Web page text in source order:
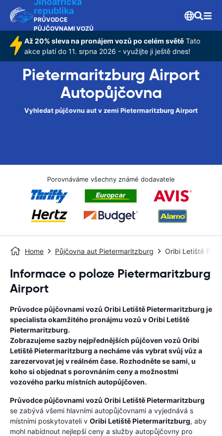
republika
PRŮVODCE
PŮJČOVNAMI VOZŮ
Až 20% sleva na pronájem vozů po celém světě Tato
akce platí do 11. srpna 2026 - využijte ji ještě dnes!
Pietermaritzburg Airport
Autopůjčovna
Vyhledat půjčovnu aut v zemi Pietermaritzburg Airport
Porovnáváme všechny známé dodavatele
Home Půjčovna aut Pietermaritzburg Oribi Letiště
Informace o poloze Pietermaritzburg
Airport
Průvodce půjčovnami vozů Oribi Letiště Pietermaritzburg je
specialista okamžitého pronájmu vozů vOribi Letiště
Pietermaritzburg.
Zobrazujeme sazby nejpřednějších půjčoven vozů Oribi
Letiště Pietermaritzburg a necháme vás vybrat svůj vůz a
zarezervovat jej v reálném čase. Rozhodněte se sami, u
koho si objednat s porovnáním ceny a možnostmi
vozového parku místních autopůjčoven.
Průvodce půjčovnami vozů Oribi Letiště Pietermaritzburg
se zabývá všemi hlavními autopůjčovnami a vyjednává s
místními poskytovateli v Oribi Letiště Pietermaritzburg, aby
mohl nabídnout nejlepší ceny a služby autopůjčovny pro